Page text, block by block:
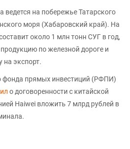
ведется на побережье Татарского
моря (Хабаровский край). На
около 1 млн тонн СУГ в год,
по железной дороге и
на экспорт.
фонда прямых инвестиций (РФПИ)
о договоренности с китайской
Haiwei вложить 7 млрд рублей в